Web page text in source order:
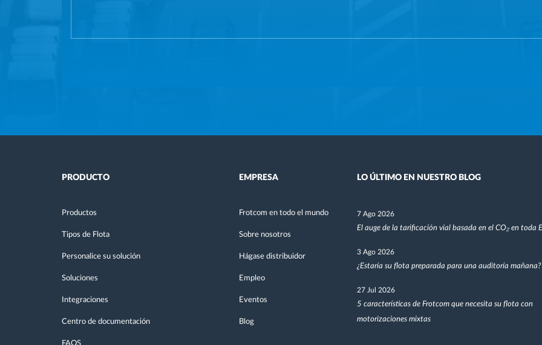
PRODUCTO
Productos
Tipos de Flota
Personalice su solución
Soluciones
Integraciones
Centro de documentación
EMPRESA
Frotcom en todo el mundo
Sobre nosotros
Hágase distribuidor
Empleo
Eventos
Blog
LO ÚLTIMO EN NUESTRO BLOG
7 Ago 2026
El auge de la tarificación vial basada en el CO₂ en toda
3 Ago 2026
¿Estaría su flota preparada para una auditoría mañana?
27 Jul 2026
5 características de Frotcom que necesita su flota con
motorizaciones mixtas